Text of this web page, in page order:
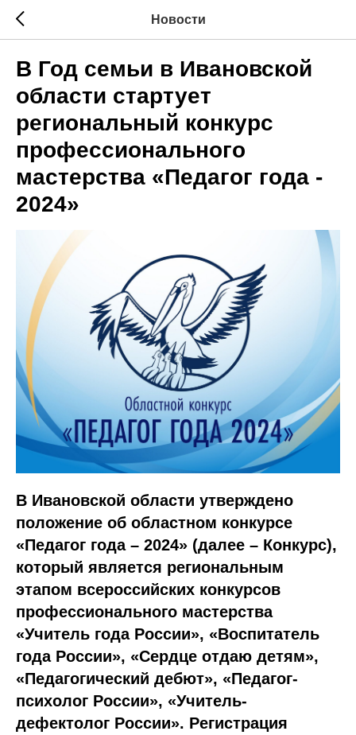
Новости
В Год семьи в Ивановской
области стартует
региональный конкурс
профессионального
мастерства «Педагог года -
2024»
В Ивановской области утверждено
положение об областном конкурсе
«Педагог года – 2024» (далее – Конкурс),
который является региональным
этапом всероссийских конкурсов
профессионального мастерства
«Учитель года России», «Воспитатель
года России», «Сердце отдаю детям»,
«Педагогический дебют», «Педагог-
психолог России», «Учитель-
дефектолог России». Регистрация